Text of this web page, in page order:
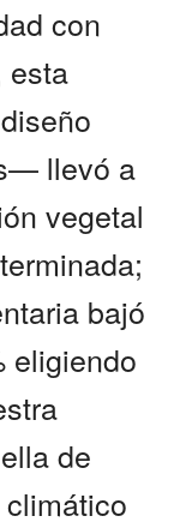
con
esta
llevó a
vegetal
bajó
eligiendo
de